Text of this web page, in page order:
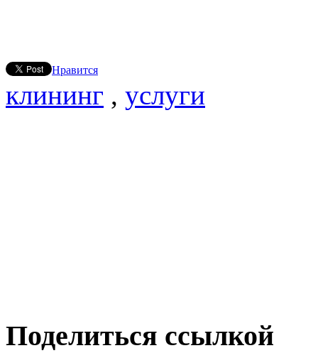
Нравится
клининг , услуги
Поделиться ссылкой